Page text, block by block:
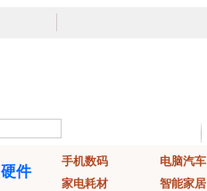
硬件
手机数码
电脑汽车
家电耗材
智能家居